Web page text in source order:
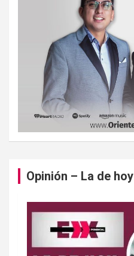
Opinión – La de hoy